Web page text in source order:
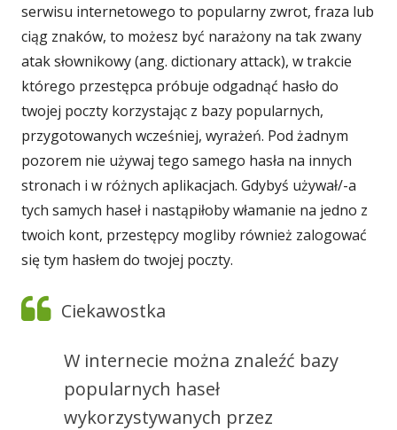
serwisu internetowego to popularny zwrot, fraza lub
ciąg znaków, to możesz być narażony na tak zwany
atak słownikowy (ang. dictionary attack), w trakcie
którego przestępca próbuje odgadnąć hasło do
twojej poczty korzystając z bazy popularnych,
przygotowanych wcześniej, wyrażeń. Pod żadnym
pozorem nie używaj tego samego hasła na innych
stronach i w różnych aplikacjach. Gdybyś używał/-a
tych samych haseł i nastąpiłoby włamanie na jedno z
twoich kont, przestępcy mogliby również zalogować
się tym hasłem do twojej poczty.
Ciekawostka
W internecie można znaleźć bazy
popularnych haseł
wykorzystywanych przez